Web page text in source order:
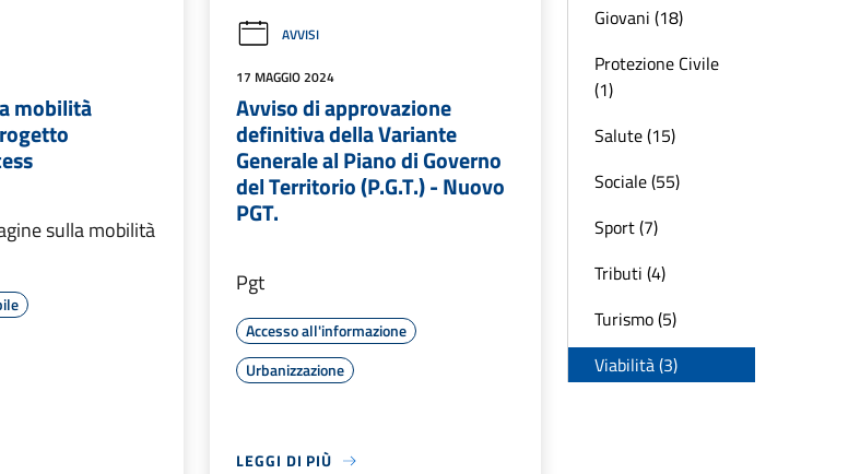
mobilità
sulla mobilità
AVVISI
17 MAGGIO 2024
Avviso di approvazione
definitiva della Variante
Generale al Piano di Governo
del Territorio (P.G.T.) - Nuovo
PGT.
Pgt
Accesso all'informazione
Urbanizzazione
LEGGI DI PIÙ
Giovani (18)
Protezione Civile
(1)
Salute (15)
Sociale (55)
Sport (7)
Tributi (4)
Turismo (5)
Viabilità (3)